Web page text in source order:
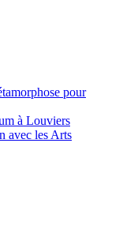
pour
à Louviers
avec les Arts